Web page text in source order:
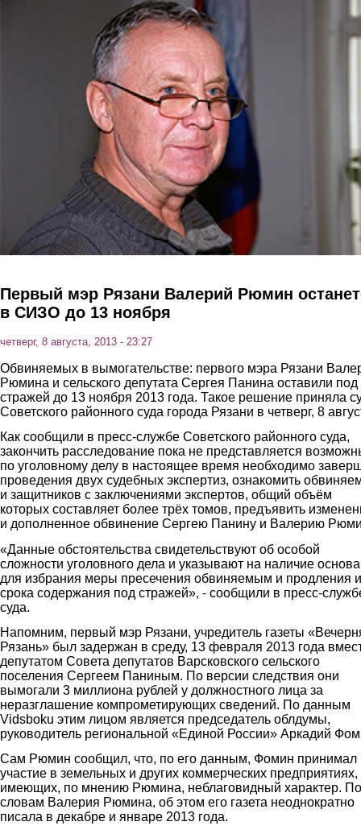
Перейти к основному содержанию
Первый мэр Рязани Валерий Рюмин
в СИЗО до 13 ноября
четверг, 8 августа, 2013 - 23:27
Обвиняемых в вымогательстве: первого мэра Рязани
Рюмина и сельского депутата Сергея Панина оставили под
стражей до 13 ноября 2013 года. Такое решение приняла
Советского районного суда города Рязани в четверг, 8
Как сообщили в пресс-службе Советского районного суда,
закончить расследование пока не представляется
по уголовному делу в настоящее время необходимо
проведения двух судебных экспертиз, ознакомить
и защитников с заключениями экспертов, общий объём
которых составляет более трёх томов, предъявить
и дополненное обвинение Сергею Панину и Валерию
«Данные обстоятельства свидетельствуют об особой
сложности уголовного дела и указывают на наличие
для избрания меры пресечения обвиняемым и продления
срока содержания под стражей», - сообщили в пресс-
суда.
Напомним, первый мэр Рязани, учредитель газеты
Рязань» был задержан в среду, 13 февраля 2013 года
депутатом Совета депутатов Варсковского сельского
поселения Сергеем Паниным. По версии следствия они
вымогали 3 миллиона рублей у должностного лица за
неразглашение компрометирующих сведений. По данным
Vidsboku этим лицом является председатель облдумы,
руководитель региональной «Единой России» Аркадий
Сам Рюмин сообщил, что, по его данным, Фомин принимал
участие в земельных и других коммерческих предприятиях,
имеющих, по мнению Рюмина, неблаговидный характер. По
словам Валерия Рюмина, об этом его газета неоднократно
писала в декабре и январе 2013 года.